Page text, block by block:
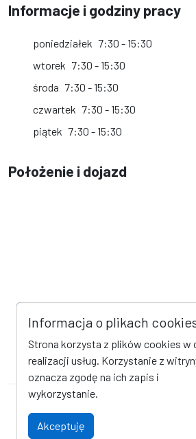
Informacje i godziny pracy
poniedziałek 7:30 - 15:30
wtorek 7:30 - 15:30
środa 7:30 - 15:30
czwartek 7:30 - 15:30
piątek 7:30 - 15:30
Położenie i dojazd
Deklaracja dostępności
Informacja o plikach
Strona korzysta z plików cookies w
realizacji usług. Korzystanie z
oznacza zgodę na ich zapis i
wykorzystanie.
Akceptuję